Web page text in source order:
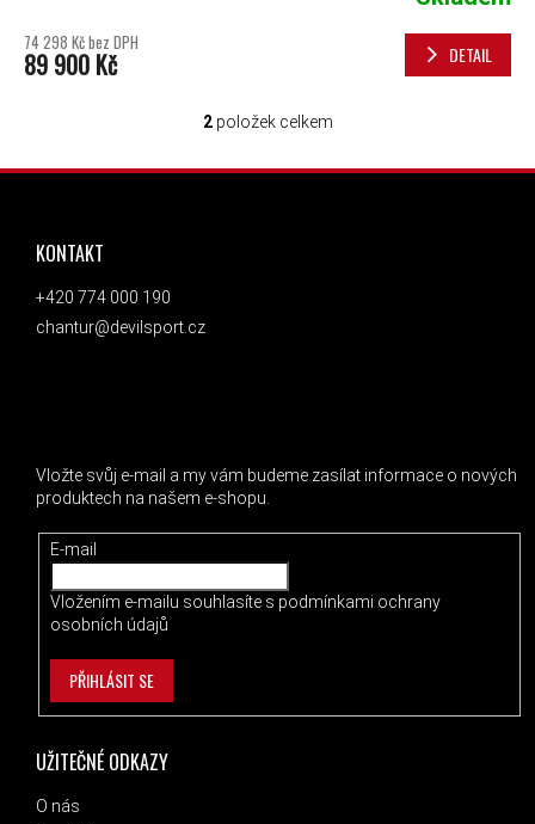
74 298 Kč bez DPH
89 900 Kč DETAIL
OVLÁDACÍ PRVKY VÝPISU
2položek celkem
ZÁPATÍ
UŽITEČNÉ ODKAZY
O nás
KONTAKT
+420 774 000 190
chantur@devilsport.cz
Vložte svůj e-mail a my vám budeme zasílat informace o nových
produktech na našem e-shopu.
E-mail
Vložením e-mailu souhlasíte s podmínkami ochrany
osobních údajů
PŘIHLÁSIT SE